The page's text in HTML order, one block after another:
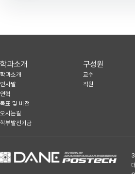
학과소개
학과소개
인사말
연혁
목표 및 비전
오시는길
학부발전기금
구성원
교수
직원